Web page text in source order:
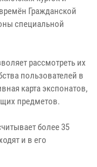
Гражданской
специальной
рассмотреть их
пользователей в
карта экспонатов,
предметов.
более 35
и в его